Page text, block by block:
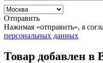
Отправить
Нажимая «отправить», я
персональных данных
Товар добавлен в